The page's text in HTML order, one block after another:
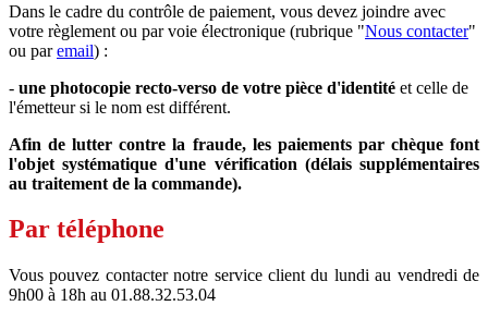
Dans le cadre du contrôle de paiement, vous devez joindre avec
votre règlement ou par voie électronique (rubrique "Nous contacter"
ou paremail) :
- une photocopie recto-verso de votre pièce d'identité et celle de
l'émetteur si le nom est différent.
Afin de lutter contre la fraude, les paiements par chèque font
l'objet systématique d'une vérification (délais supplémentaires
au traitement de la commande).
Par téléphone
Vous pouvez contacter notre service client du lundi au vendredi de
9h00 à 18h au 01.88.32.53.04